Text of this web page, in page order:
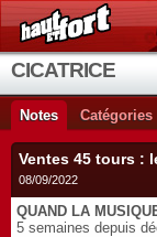
CICATRICE
Notes Catégories
Ventes 45 tours :
08/09/2022
QUAND LA
5 semaines depuis